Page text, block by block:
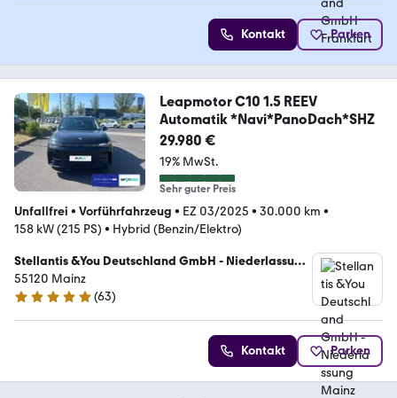
Kontakt Parken
Leapmotor C10 1.5 REEV
Automatik *Navi*PanoDach*SHZ
29.980 €
19% MwSt.
Sehr guter Preis
Unfallfrei • Vorführfahrzeug • EZ 03/2025 • 30.000 km •
158 kW (215 PS) • Hybrid (Benzin/Elektro)
Stellantis &You Deutschland GmbH - Niederlassung
Mainz
55120 Mainz
4.8 Sterne
(63)
Kontakt Parken